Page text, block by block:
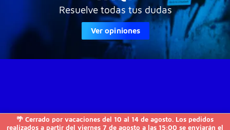
🌴 Cerrado por vacaciones del 10 al 14 de agosto. Los pedidos
realizados a partir del viernes 7 de agosto a las 15:00 se enviarán el
Resuelve todas tus dudas
Ver opiniones
JVS-Informática 